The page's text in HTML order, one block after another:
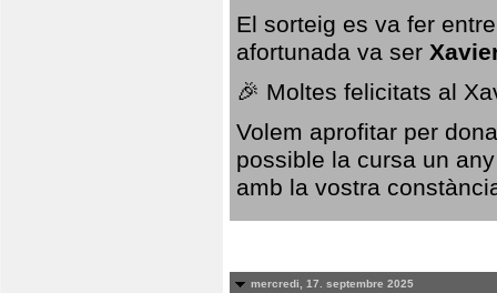
El sorteig es va fer
afortunada va ser
🎉 Moltes felicitats al
Volem aprofitar per
possible la cursa un
amb la vostra
mercredi, 17. septembre 2025